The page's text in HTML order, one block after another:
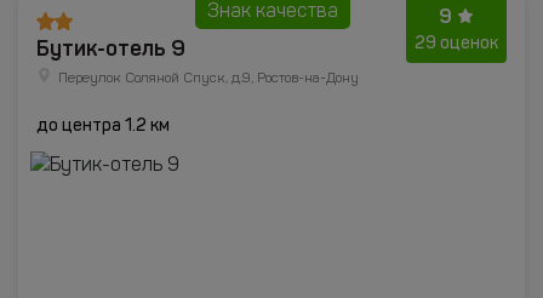
9
29 оценок
Знак качества
Бутик-отель 9
Переулок Соляной Спуск, д.9, Ростов-на-Дону
до центра 1.2 км